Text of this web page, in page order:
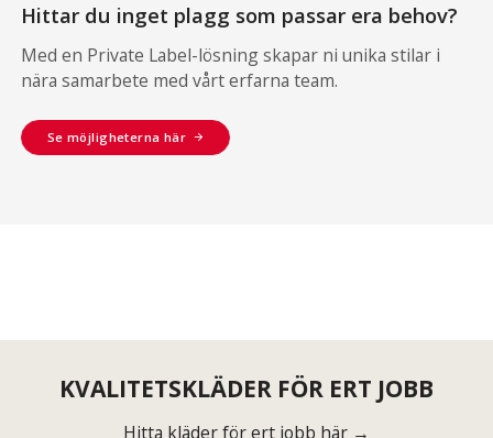
Hittar du inget plagg som passar era behov?
Med en Private Label-lösning skapar ni unika stilar i
nära samarbete med vårt erfarna team.
Se möjligheterna här
KVALITETSKLÄDER FÖR ERT JOBB
Hitta kläder för ert jobb här →